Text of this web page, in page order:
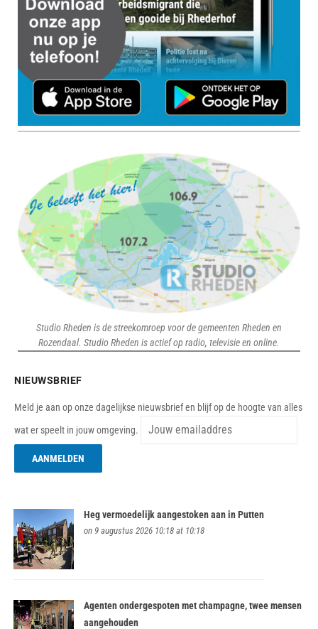
Studio Rheden is de streekomroep voor de gemeenten Rheden en
Rozendaal. Studio Rheden is actief op radio, televisie en online.
NIEUWSBRIEF
Meld je aan op onze dagelijkse nieuwsbrief en blijf op de hoogte van alles
wat er speelt in jouw omgeving.
Heg vermoedelijk aangestoken aan in Putten
on 9 augustus 2026 10:18 at 10:18
Agenten ondergespoten met champagne, twee mensen
aangehouden